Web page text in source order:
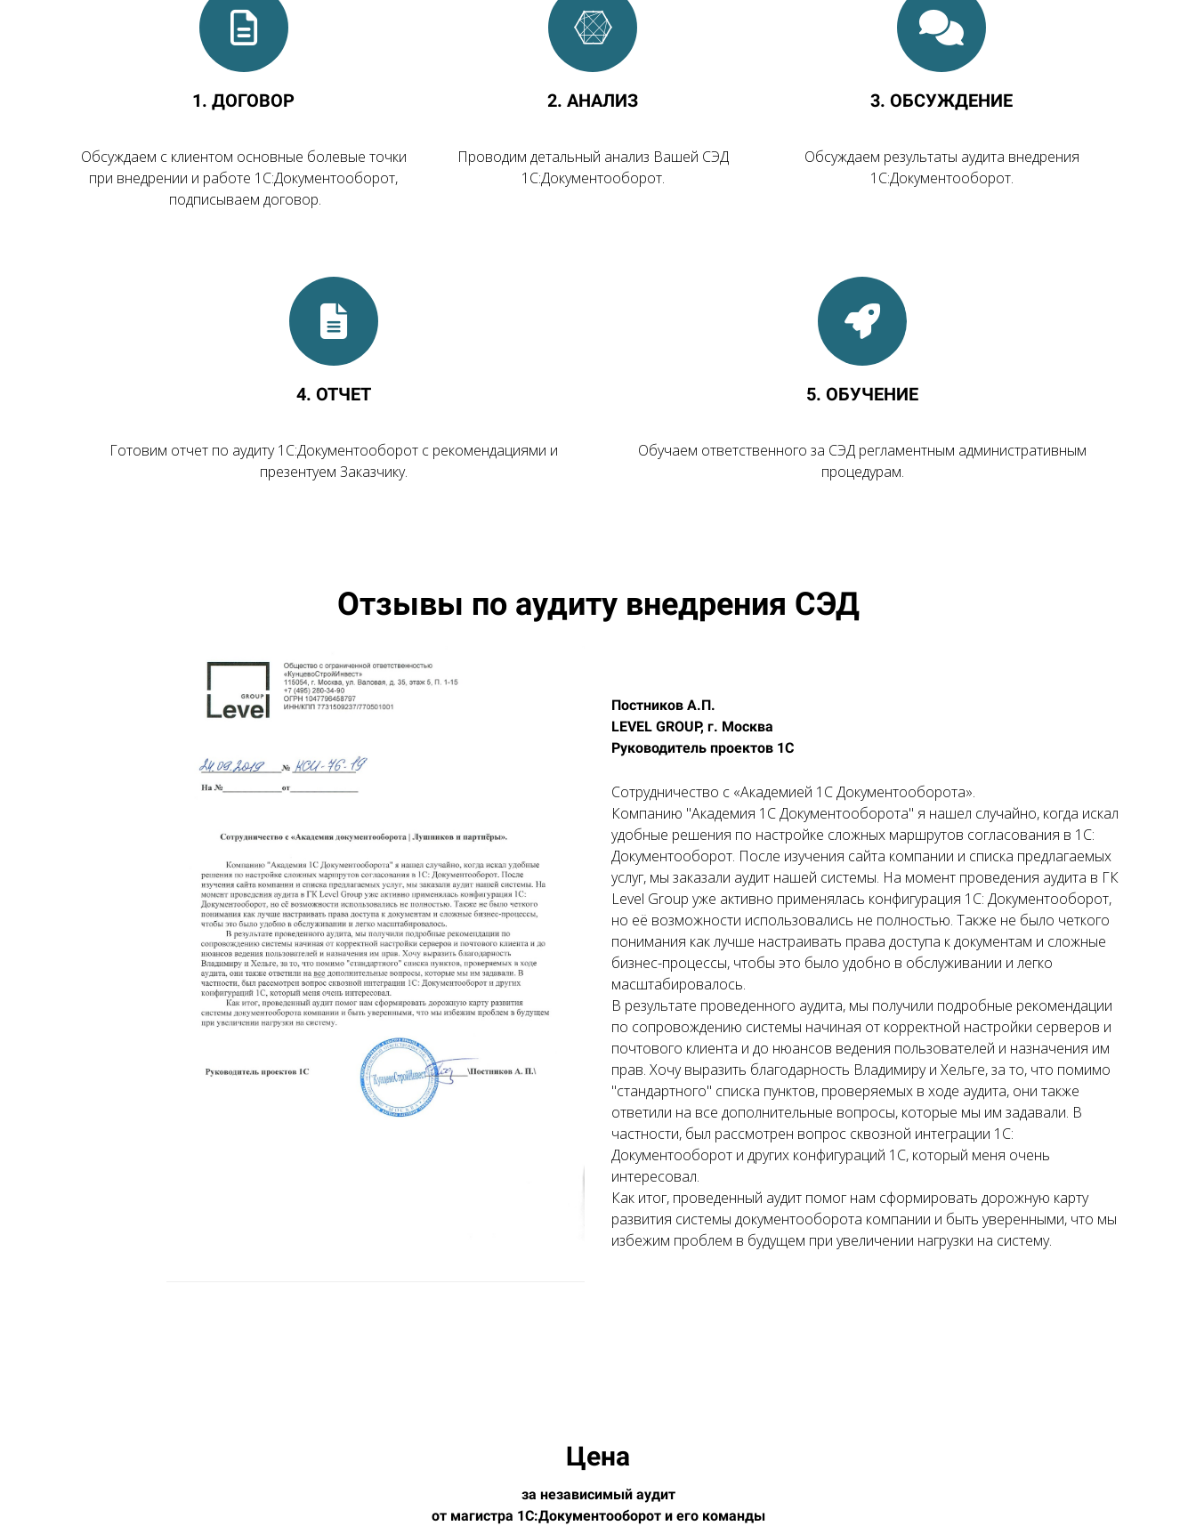
1. ДОГОВОР
Обсуждаем с клиентом основные болевые точки
при внедрении и работе 1С:Документооборот,
подписываем договор.
2. АНАЛИЗ
Проводим детальный анализ Вашей СЭД
1С:Документооборот.
3. ОБСУЖДЕНИЕ
Обсуждаем результаты аудита внедрения
1С:Документооборот.
4. ОТЧЕТ
Готовим отчет по аудиту 1С:Документооборот с рекомендациями и
презентуем Заказчику.
5. ОБУЧЕНИЕ
Обучаем ответственного за СЭД регламентным административным
процедурам.
Отзывы по аудиту внедрения СЭД
Постников А.П.
LEVEL GROUP, г. Москва
Руководитель проектов 1С
Сотрудничество с «Академией 1С Документооборота».
Компанию "Академия 1С Документооборота" я нашел случайно, когда искал
удобные решения по настройке сложных маршрутов согласования в 1С:
Документооборот. После изучения сайта компании и списка предлагаемых
услуг, мы заказали аудит нашей системы. На момент проведения аудита в ГК
Level Group уже активно применялась конфигурация 1С: Документооборот,
но её возможности использовались не полностью. Также не было четкого
понимания как лучше настраивать права доступа к документам и сложные
бизнес-процессы, чтобы это было удобно в обслуживании и легко
масштабировалось.
В результате проведенного аудита, мы получили подробные рекомендации
по сопровождению системы начиная от корректной настройки серверов и
почтового клиента и до нюансов ведения пользователей и назначения им
прав. Хочу выразить благодарность Владимиру и Хельге, за то, что помимо
"стандартного" списка пунктов, проверяемых в ходе аудита, они также
ответили на все дополнительные вопросы, которые мы им задавали. В
частности, был рассмотрен вопрос сквозной интеграции 1С:
Документооборот и других конфигураций 1С, который меня очень
интересовал.
Как итог, проведенный аудит помог нам сформировать дорожную карту
развития системы документооборота компании и быть уверенными, что мы
избежим проблем в будущем при увеличении нагрузки на систему.
Цена
за независимый аудит
от магистра 1С:Документооборот и его команды